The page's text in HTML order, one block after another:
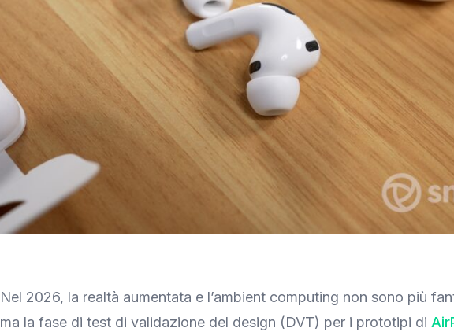
Nel 2026, la realtà aumentata e l’ambient computing non sono più
ma la fase di test di validazione del design (DVT) per i prototipi di